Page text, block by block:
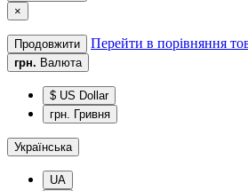
×
Продовжити Перейти в порівняння
грн. Валюта
$ US Dollar
грн. Гривня
Українська
UA